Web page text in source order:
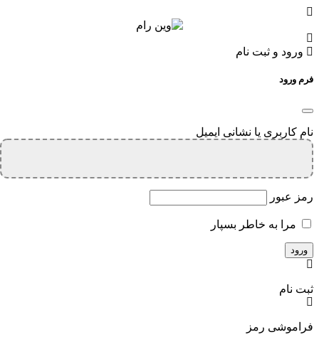
ورود و ثبت نام
فرم ورود
نام کاربری یا نشانی ایمیل
رمز عبور
مرا به خاطر بسپار
ثبت نام
فراموشی رمز